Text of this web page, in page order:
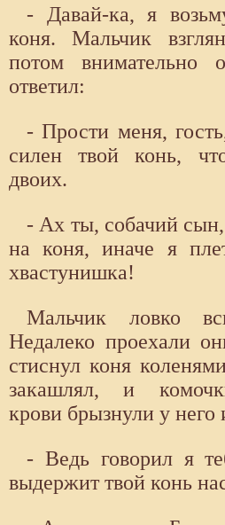
- Давай-ка, я
коня. Мальчик
потом внимательно
ответил:
- Прости меня,
силен твой конь,
двоих.
- Ах ты, собачий
на коня, иначе я
хвастунишка!
Мальчик ловко
Недалеко проехали
стиснул коня
закашлял, и
крови брызнули у него
- Ведь говорил я
выдержит твой конь